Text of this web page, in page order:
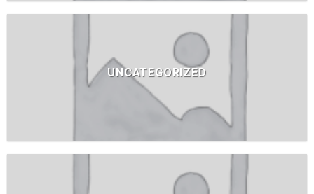
UNCATEGORIZED